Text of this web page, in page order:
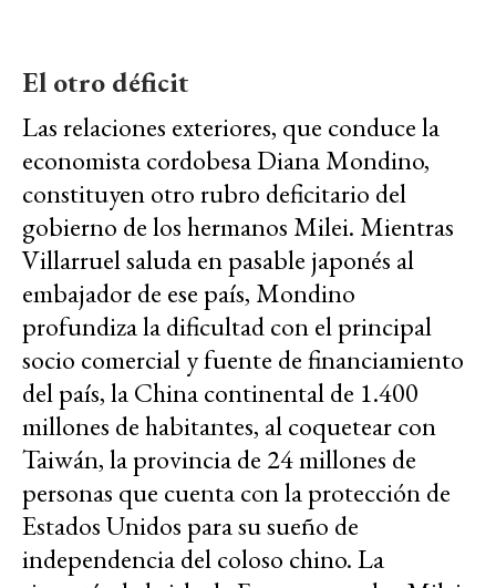
El otro déficit
Las relaciones exteriores, que conduce la
economista cordobesa Diana Mondino,
constituyen otro rubro deficitario del
gobierno de los hermanos Milei. Mientras
Villarruel saluda en pasable japonés al
embajador de ese país, Mondino
profundiza la dificultad con el principal
socio comercial y fuente de financiamiento
del país, la China continental de 1.400
millones de habitantes, al coquetear con
Taiwán, la provincia de 24 millones de
personas que cuenta con la protección de
Estados Unidos para su sueño de
independencia del coloso chino. La